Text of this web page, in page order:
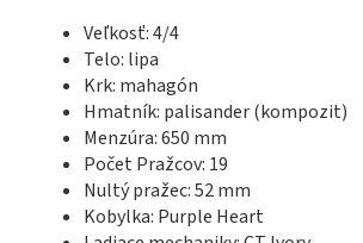
Veľkosť: 4/4
Telo: lipa
Krk: mahagón
Hmatník: palisander (kompozit)
Menzúra: 650 mm
Počet Pražcov: 19
Nultý pražec: 52 mm
Kobylka: Purple Heart